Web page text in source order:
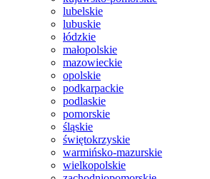
lubelskie
lubuskie
łódzkie
małopolskie
mazowieckie
opolskie
podkarpackie
podlaskie
pomorskie
śląskie
świętokrzyskie
warmińsko-mazurskie
wielkopolskie